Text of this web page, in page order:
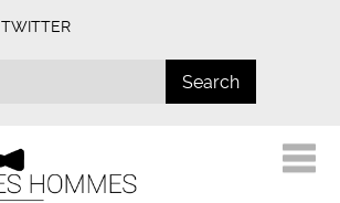
TWITTER